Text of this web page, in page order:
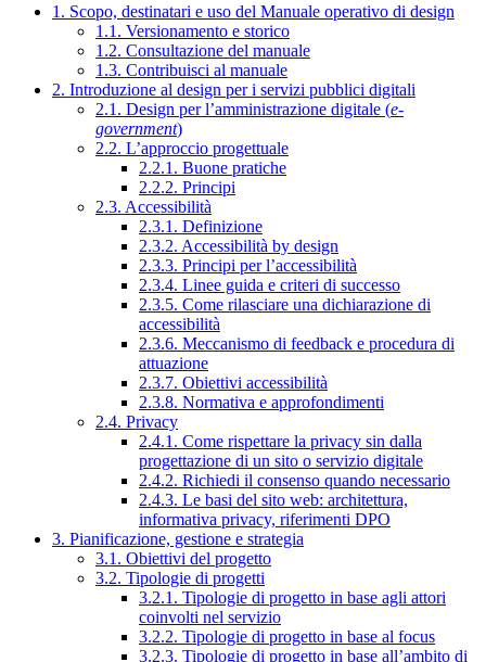
1. Scopo, destinatari e uso del Manuale operativo di design
1.1. Versionamento e storico
1.2. Consultazione del manuale
1.3. Contribuisci al manuale
2. Introduzione al design per i servizi pubblici digitali
2.1. Design per l’amministrazione digitale (e-
government)
2.2. L’approccio progettuale
2.2.1. Buone pratiche
2.2.2. Principi
2.3. Accessibilità
2.3.1. Definizione
2.3.2. Accessibilità by design
2.3.3. Principi per l’accessibilità
2.3.4. Linee guida e criteri di successo
2.3.5. Come rilasciare una dichiarazione di
accessibilità
2.3.6. Meccanismo di feedback e procedura di
attuazione
2.3.7. Obiettivi accessibilità
2.3.8. Normativa e approfondimenti
2.4. Privacy
2.4.1. Come rispettare la privacy sin dalla
progettazione di un sito o servizio digitale
2.4.2. Richiedi il consenso quando necessario
2.4.3. Le basi del sito web: architettura,
informativa privacy, riferimenti DPO
3. Pianificazione, gestione e strategia
3.1. Obiettivi del progetto
3.2. Tipologie di progetti
3.2.1. Tipologie di progetto in base agli attori
coinvolti nel servizio
3.2.2. Tipologie di progetto in base al focus
3.2.3. Tipologie di progetto in base all’ambito di